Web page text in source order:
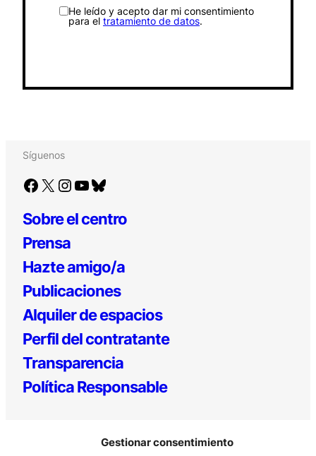
Gestionar consentimiento
He leído y acepto dar mi consentimiento
para el tratamiento de datos.
Síguenos
Facebook X Instagram YouTube Bluesky
Sobre el centro
Prensa
Hazte amigo/a
Publicaciones
Alquiler de espacios
Perfil del contratante
Transparencia
Política Responsable